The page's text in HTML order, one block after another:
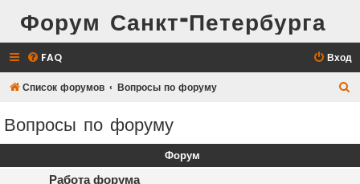
Форум Санкт-Петербурга
FAQ Вход
Список форумов Вопросы по форуму
к
Вопросы по форуму
Форум
Работа форума